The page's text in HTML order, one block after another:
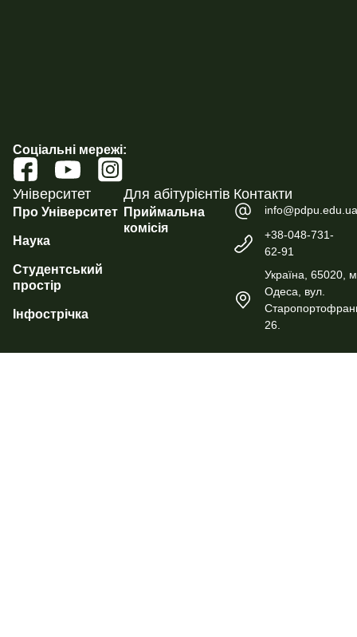
Соціальні мережі:
Університет
Про Університет
Наука
Студентський
простір
Інфострічка
Для абітурієнтів
Приймальна
комісія
Контакти
+38-048-731-
62-91
Україна, 65020,
Одеса, вул.
26.